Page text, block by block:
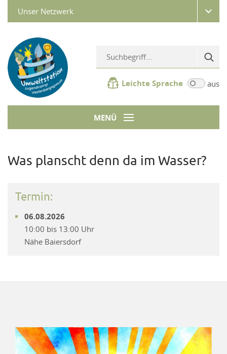
Unser Netzwerk
Leichte Sprache aus
MENÜ
Was planscht denn da im Wasser?
Termin:
06.08.2026
10:00 bis 13:00 Uhr
Nähe Baiersdorf